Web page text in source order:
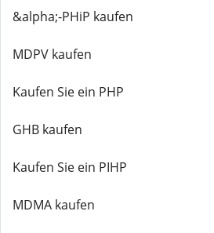
&alpha;-PHiP kaufen
MDPV kaufen
Kaufen Sie ein PHP
GHB kaufen
Kaufen Sie ein PIHP
MDMA kaufen